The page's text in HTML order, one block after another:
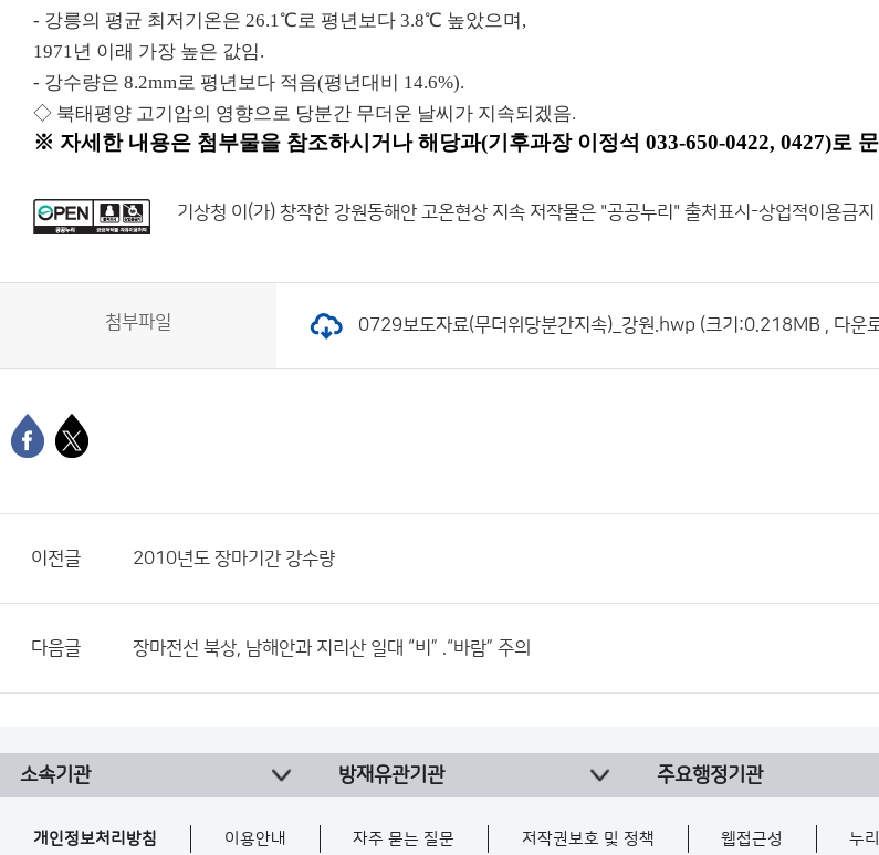
- 강릉의 평균 최저기온은 26.1℃로 평년보다 3.8℃ 높았으며,
1971년 이래 가장 높은 값임.
- 강수량은 8.2mm로 평년보다 적음(평년대비 14.6%).
◇ 북태평양 고기압의 영향으로 당분간 무더운 날씨가 지속되겠음.
※ 자세한 내용은 첨부물을 참조하시거나 해당과(기후과장 이정석 033-650-0422, 0427)로
기상청 이(가) 창작한 강원동해안 고온현상 지속 저작물은 "공공누리" 출처표시-상업적이용금지
첨부파일 0729보도자료(무더위당분간지속)_강원.hwp (크기:0.218MB , 다운
이전글 2010년도 장마기간 강수량
다음글 장마전선 북상, 남해안과 지리산 일대 “비” .“바람” 주의
소속기관 방재유관기관 주요행정기관
개인정보처리방침 이용안내 자주 묻는 질문 저작권보호 및 정책 웹접근성 누